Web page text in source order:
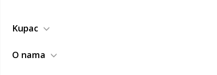
Kupac
O nama